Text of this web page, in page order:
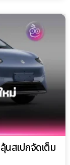
นสเปกจัดเต็ม